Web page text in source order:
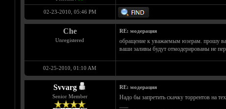
02-23-2010, 05:46 PM
Che
Unregistered
RE: модерация
обращение к уважаемым юзерам. прошу
ваши заливы будут отмодерированы не
02-25-2010, 01:10 AM
Svvarg
Senior Member
RE: модерация
Надо бы запретить скачку торрентов на